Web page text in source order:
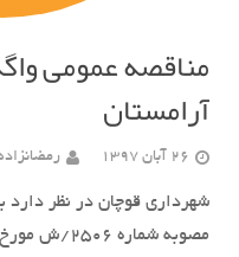
مناقصه عمومی
آرامستان
26 آبان 1397
شهرداری قوچان در نظر دارد